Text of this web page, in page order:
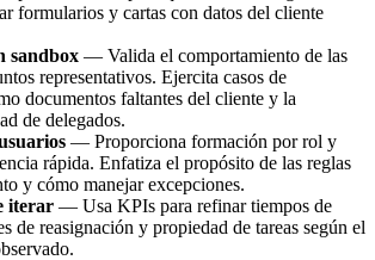
formularios y cartas con datos del cliente
sandbox — Valida el comportamiento de las
representativos. Ejercita casos de
documentos faltantes del cliente y la
de delegados.
— Proporciona formación por rol y
rápida. Enfatiza el propósito de las reglas
y cómo manejar excepciones.
iterar — Usa KPIs para refinar tiempos de
de reasignación y propiedad de tareas según el